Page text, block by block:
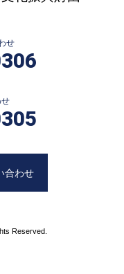
せ
せ
合わせ
Reserved.